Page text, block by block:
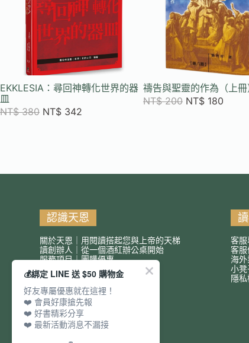
EKKLESIA：尋回神轉化世界的器
皿
NT$380 NT$ 342
禱告與聖靈的作為（上冊
NT$200 NT$180
認識天恩
關於天恩｜用閱讀搭起您與上帝的天梯
讀創辦人｜從一個酒紅辦公桌開始
服務項目｜團購優惠
客
客服
海外
小凳
隱
💰綁定 LINE 送 $50 購物金
好友專屬優惠就在這裡！
❤️ 會員好康搶先報
❤️ 好書精彩分享
❤️ 最新活動消息不漏接